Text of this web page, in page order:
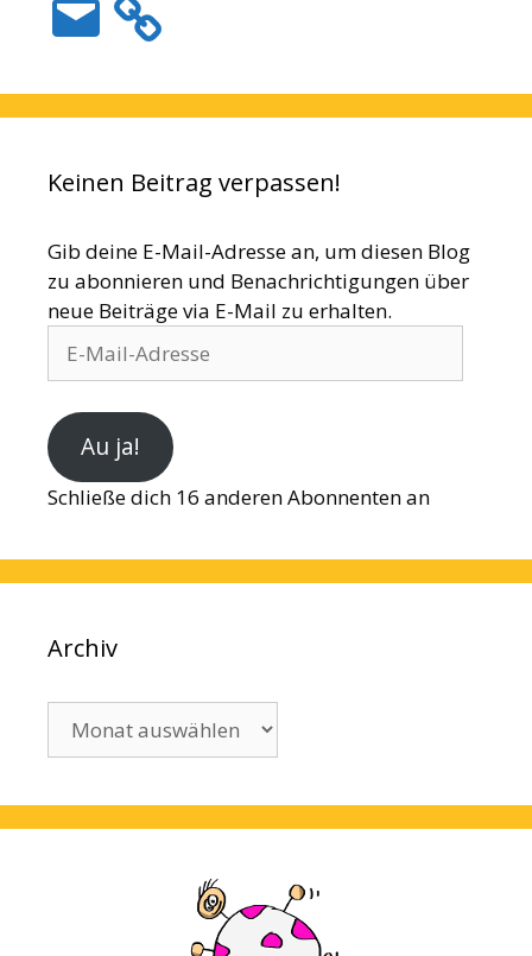
Mail
Keinen Beitrag verpassen!
Gib deine E-Mail-Adresse an, um diesen Blog
zu abonnieren und Benachrichtigungen über
neue Beiträge via E-Mail zu erhalten.
Mail-
Au ja!
Schließe dich 16 anderen Abonnenten an
Archiv